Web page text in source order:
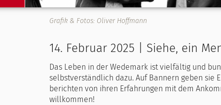
Grafik & Fotos: Oliver Hoffmann
14. Februar 2025 | Siehe, ein
Das Leben in der Wedemark ist vielfältig und
selbstverständlich dazu. Auf Bannern geben sie
berichten von ihren Erfahrungen mit dem
willkommen!